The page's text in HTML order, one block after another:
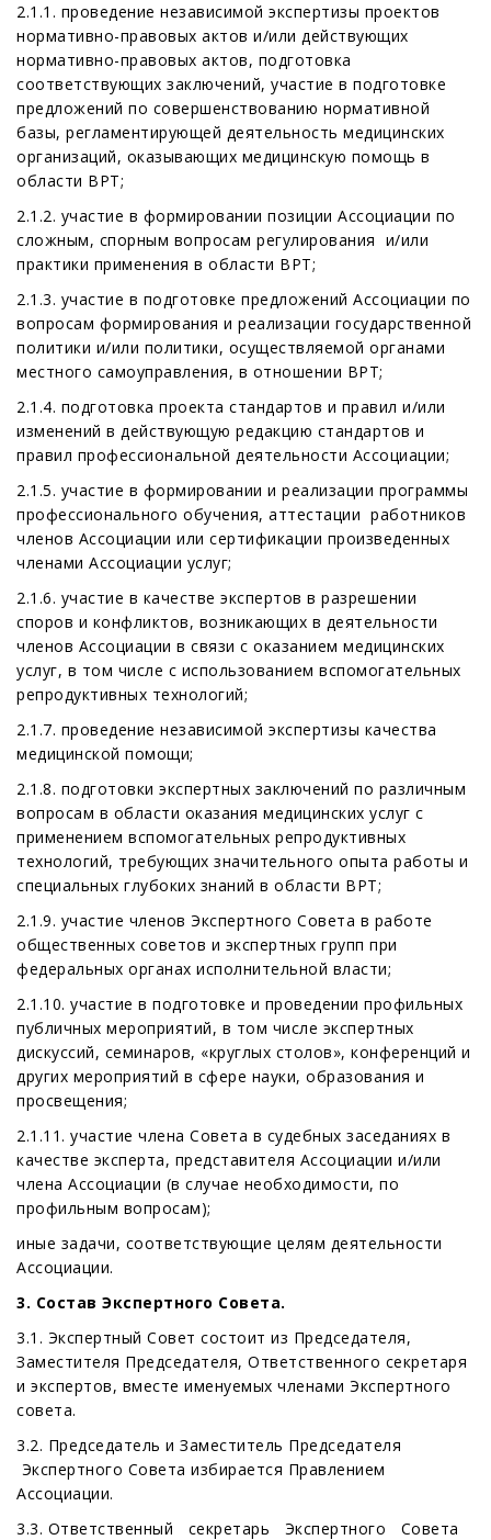
2.1.1. проведение независимой экспертизы проектов
нормативно-правовых актов и/или действующих
нормативно-правовых актов, подготовка
соответствующих заключений, участие в подготовке
предложений по совершенствованию нормативной
базы, регламентирующей деятельность медицинских
организаций, оказывающих медицинскую помощь в
области ВРТ;
2.1.2. участие в формировании позиции Ассоциации по
сложным, спорным вопросам регулирования и/или
практики применения в области ВРТ;
2.1.3. участие в подготовке предложений Ассоциации по
вопросам формирования и реализации государственной
политики и/или политики, осуществляемой органами
местного самоуправления, в отношении ВРТ;
2.1.4. подготовка проекта стандартов и правил и/или
изменений в действующую редакцию стандартов и
правил профессиональной деятельности Ассоциации;
2.1.5. участие в формировании и реализации программы
профессионального обучения, аттестации работников
членов Ассоциации или сертификации произведенных
членами Ассоциации услуг;
2.1.6. участие в качестве экспертов в разрешении
споров и конфликтов, возникающих в деятельности
членов Ассоциации в связи с оказанием медицинских
услуг, в том числе с использованием вспомогательных
репродуктивных технологий;
2.1.7. проведение независимой экспертизы качества
медицинской помощи;
2.1.8. подготовки экспертных заключений по различным
вопросам в области оказания медицинских услуг с
применением вспомогательных репродуктивных
технологий, требующих значительного опыта работы и
специальных глубоких знаний в области ВРТ;
2.1.9. участие членов Экспертного Совета в работе
общественных советов и экспертных групп при
федеральных органах исполнительной власти;
2.1.10. участие в подготовке и проведении профильных
публичных мероприятий, в том числе экспертных
дискуссий, семинаров, «круглых столов», конференций и
других мероприятий в сфере науки, образования и
просвещения;
2.1.11. участие члена Совета в судебных заседаниях в
качестве эксперта, представителя Ассоциации и/или
члена Ассоциации (в случае необходимости, по
профильным вопросам);
иные задачи, соответствующие целям деятельности
Ассоциации.
3. Состав Экспертного Совета.
3.1. Экспертный Совет состоит из Председателя,
Заместителя Председателя, Ответственного секретаря
и экспертов, вместе именуемых членами Экспертного
совета.
3.2. Председатель и Заместитель Председателя
Экспертного Совета избирается Правлением
Ассоциации.
3.3. Ответственный секретарь Экспертного Совета